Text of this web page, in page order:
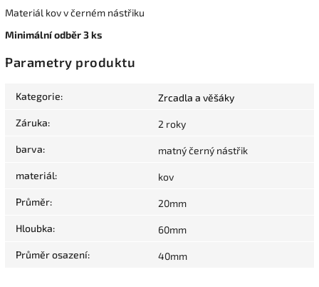
Materiál kov v černém nástřiku
Minimální odběr 3 ks
Parametry produktu
Kategorie: Zrcadla a věšáky
Záruka: 2 roky
barva: matný černý nástřik
materiál: kov
Průměr: 20mm
Hloubka: 60mm
Průměr osazení: 40mm